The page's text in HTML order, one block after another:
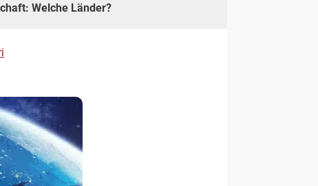
Welche Länder?